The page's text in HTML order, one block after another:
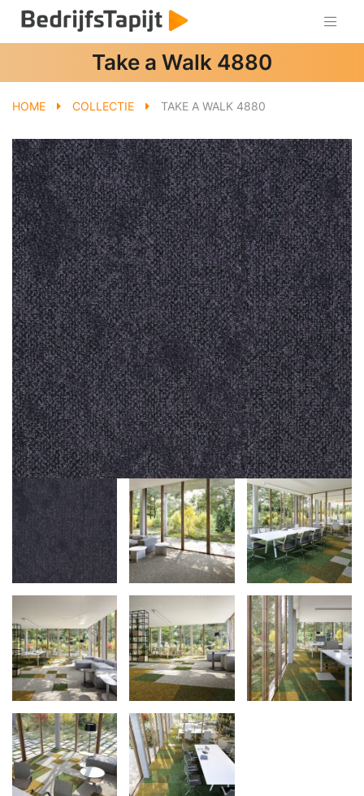
Take a Walk 4880
HOME COLLECTIE TAKE A WALK 4880